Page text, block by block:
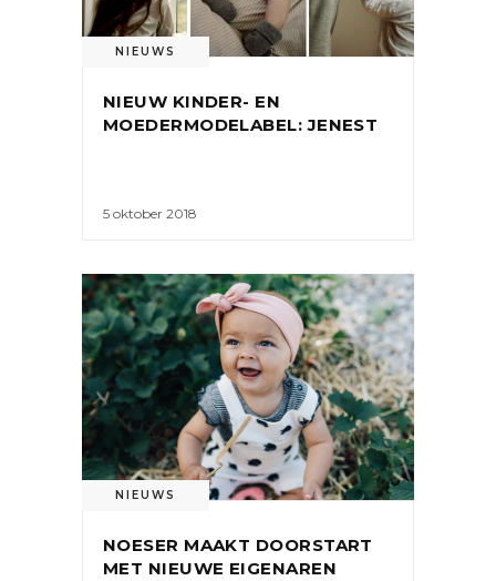
NIEUWS
NIEUW KINDER- EN
MOEDERMODELABEL: JENEST
5 oktober 2018
NIEUWS
NOESER MAAKT DOORSTART
MET NIEUWE EIGENAREN